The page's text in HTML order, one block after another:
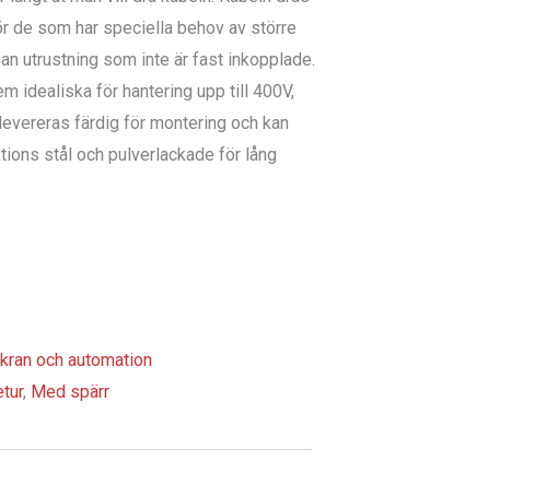
de som har speciella behov av större
utrustning som inte är fast inkopplade.
idealiska för hantering upp till 400V,
färdig för montering och kan
stål och pulverlackade för lång
och automation
, Med spärr